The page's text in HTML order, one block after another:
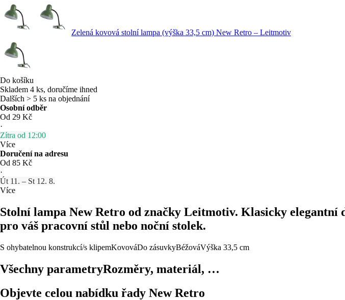
Zelená kovová stolní lampa (výška 33,5 cm) New Retro – Leitmotiv
Do košíku
Skladem 4 ks, doručíme ihned
Dalších > 5 ks na objednání
Osobní odběr
Od 29 Kč
·
Zítra od 12:00
Více
Doručení na adresu
Od 85 Kč
·
Út 11. – St 12. 8.
Více
Stolní lampa New Retro od značky Leitmotiv. Klasicky
pro váš pracovní stůl nebo noční stolek.
S ohybatelnou konstrukcí/s klipemKovováDo zásuvkyBéžováVýška 33,5 cm
Všechny parametryRozměry, materiál, …
Objevte celou nabídku řady New Retro